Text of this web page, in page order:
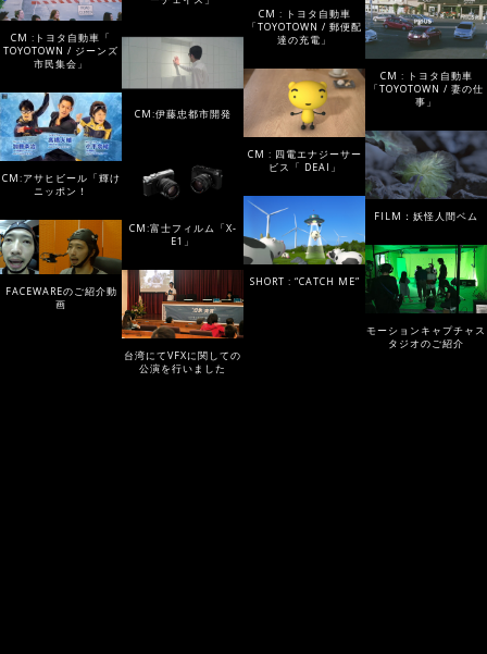
CM : トヨタ自動車
「TOYOTOWN / 郵便配
達の充電」
CM :トヨタ自動車「
TOYOTOWN / ジーンズ
市民集会」
CM : トヨタ自動車
「TOYOTOWN / 妻の仕
事」
CM:伊藤忠都市開発
CM : 四電エナジーサー
ビス「 DEAI」
CM:アサヒビール「輝け
ニッポン！
FILM：妖怪人間ベム
CM:富士フィルム「X-
E1」
SHORT : “CATCH ME”
FACEWAREのご紹介動
画
モーションキャプチャス
タジオのご紹介
台湾にてVFXに関しての
公演を行いました